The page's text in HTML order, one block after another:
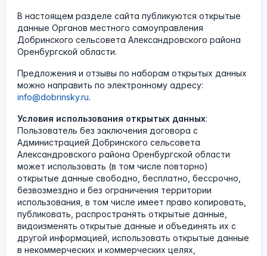
В настоящем разделе сайта публикуются открытые
данные Органов местного самоуправления
Добринского сельсовета Александровского района
Оренбургской области.
Предложения и отзывы по наборам открытых данных
можно направить по электронному адресу:
info@dobrinsky.ru.
Условия использования открытых данных:
Пользователь без заключения договора с
Администрацией Добринского сельсовета
Александровского района Оренбургской области
может использовать (в том числе повторно)
открытые данные свободно, бесплатно, бессрочно,
безвозмездно и без ограничения территории
использования, в том числе имеет право копировать,
публиковать, распространять открытые данные,
видоизменять открытые данные и объединять их с
другой информацией, использовать открытые данные
в некоммерческих и коммерческих целях,